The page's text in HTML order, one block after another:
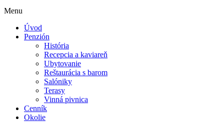
Menu
Úvod
Penzión
História
Recepcia a kaviareň
Ubytovanie
Reštaurácia s barom
Salóniky
Terasy
Vinná pivnica
Cenník
Okolie